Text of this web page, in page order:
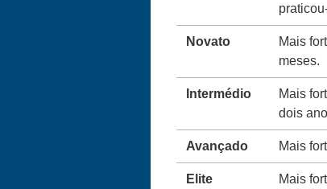
Novato
Mais
meses.
Intermédio
Mais
dois
Avançado Mais
Elite
Mais